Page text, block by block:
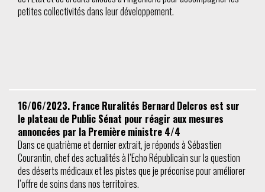
petites collectivités dans leur développement.
16/06/2023. France Ruralités Bernard Delcros est sur
le plateau de Public Sénat pour réagir aux mesures
annoncées par la Première ministre 4/4
Dans ce quatrième et dernier extrait, je réponds à Sébastien
Courantin, chef des actualités à l’Echo Républicain sur la question
des déserts médicaux et les pistes que je préconise pour améliorer
l’offre de soins dans nos territoires.